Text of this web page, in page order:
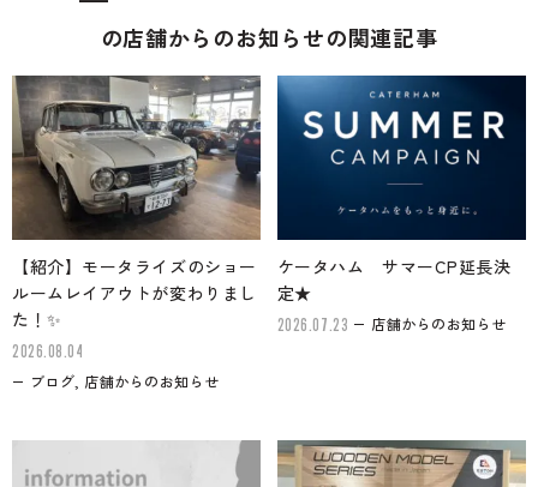
の店舗からのお知らせの関連記事
【紹介】モータライズのショー
ルームレイアウトが変わりまし
た！✨
2026.08.04
ブログ, 店舗からのお知らせ
ケータハム サマーCP延長決
定★
2026.07.23 店舗からのお知らせ